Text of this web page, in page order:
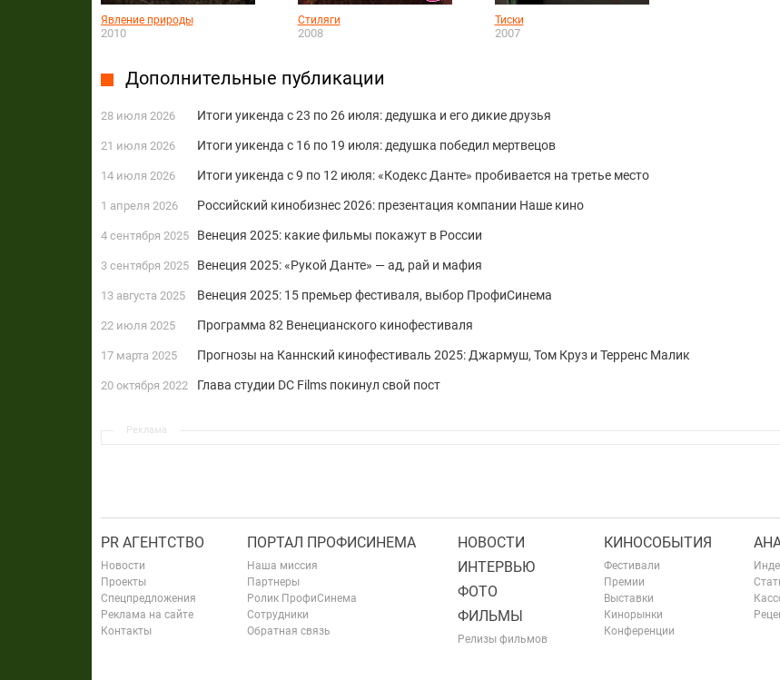
Явление природы
2010
Стиляги
2008
Тиски
2007
Дополнительные публикации
28 июля 2026 Итоги уикенда с 23 по 26 июля: дедушка и его дикие друзья
21 июля 2026 Итоги уикенда с 16 по 19 июля: дедушка победил мертвецов
14 июля 2026 Итоги уикенда с 9 по 12 июля: «Кодекс Данте» пробивается на третье место
1 апреля 2026 Российский кинобизнес 2026: презентация компании Наше кино
4 сентября 2025 Венеция 2025: какие фильмы покажут в России
3 сентября 2025 Венеция 2025: «Рукой Данте» — ад, рай и мафия
13 августа 2025 Венеция 2025: 15 премьер фестиваля, выбор ПрофиСинема
22 июля 2025 Программа 82 Венецианского кинофестиваля
17 марта 2025 Прогнозы на Каннский кинофестиваль 2025: Джармуш, Том Круз и Терренс Малик
20 октября 2022 Глава студии DC Films покинул свой пост
Реклама
PR АГЕНТСТВО
Новости
Проекты
Спецпредложения
Реклама на сайте
Контакты
ПОРТАЛ ПРОФИСИНЕМА
Наша миссия
Партнеры
Ролик ПрофиСинема
Сотрудники
Обратная связь
НОВОСТИ
ИНТЕРВЬЮ
ФОТО
ФИЛЬМЫ
Релизы фильмов
КИНОСОБЫТИЯ
Фестивали
Премии
Выставки
Кинорынки
Конференции